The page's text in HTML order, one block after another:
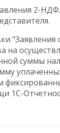
2-
"Заявления
на
суммы
1С-